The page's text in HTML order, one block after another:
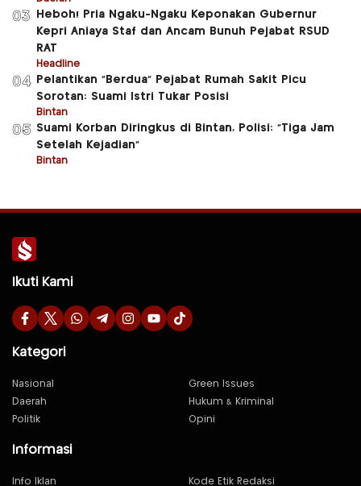
03
Heboh! Pria Ngaku-Ngaku Keponakan Gubernur
Kepri Aniaya Staf dan Ancam Bunuh Pejabat RSUD
RAT
Headline
04
Pelantikan “Berdua” Pejabat Rumah Sakit Picu
Sorotan: Suami Istri Tukar Posisi
Bintan
05 Suami Korban Diringkus di Bintan, Polisi: “Tiga Jam
Setelah Kejadian”
Bintan
Ikuti Kami
Kategori
Nasional
Green Issues
Daerah
Hukum & Kriminal
Politik
Opini
Informasi
Info Iklan Kode Etik Redaksi